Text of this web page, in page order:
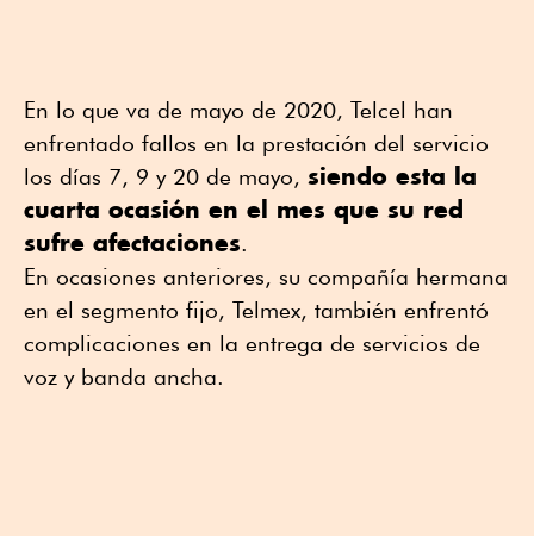
En lo que va de mayo de 2020, Telcel han
enfrentado fallos en la prestación del servicio
los días 7, 9 y 20 de mayo, siendo esta la
cuarta ocasión en el mes que su red
sufre afectaciones.
En ocasiones anteriores, su compañía hermana
en el segmento fijo, Telmex, también enfrentó
complicaciones en la entrega de servicios de
voz y banda ancha.